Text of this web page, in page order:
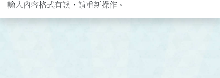
輸入內容格式有誤，請重新操作。